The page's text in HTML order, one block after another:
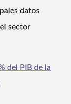
datos
sector
del PIB de la